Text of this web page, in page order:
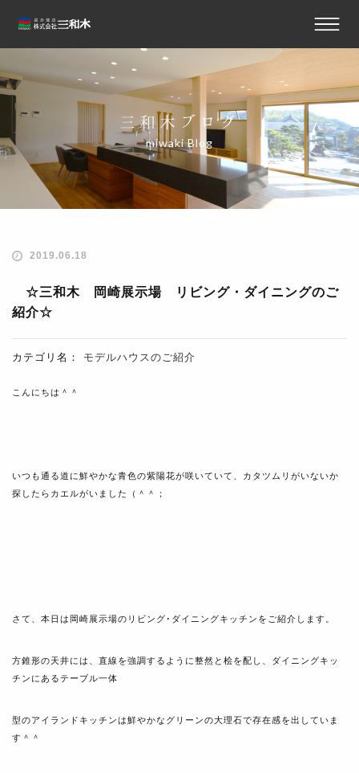
三和木ブログ
miwaki Blog
2019.06.18
☆三和木 岡崎展示場 リビング・ダイニングのご
紹介☆
カテゴリ名： モデルハウスのご紹介
こんにちは＾＾
いつも通る道に鮮やかな青色の紫陽花が咲いていて、カタツムリがいないか
探したらカエルがいました（＾＾；
さて、本日は岡崎展示場のリビング･ダイニングキッチンをご紹介します。
方錐形の天井には、直線を強調するように整然と桧を配し、ダイニングキッ
チンにあるテーブル一体
型のアイランドキッチンは鮮やかなグリーンの大理石で存在感を出していま
す＾＾